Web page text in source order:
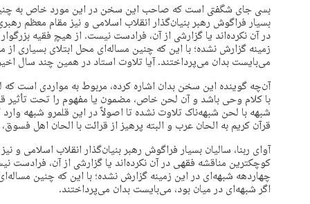
بسی جای شگفتی است که صاحب اين سخن در اين مورد خاص به
بسيار فراگوش رهبر بنيان‌گذار انقلاب اسلامی و نيز مقام معظم
در آن نکرده‌اند يا گزارشی از آن، فرادست نيست. از هيچ فقيه
زمينه گزارش نشده؛ با اين که چنين مساله‌ای محل ابتلای بسياری از
می‌بايست بدان می‌پرداختند. آيا تلاوت استاد در همين چند سال
آن‌چه گوينده اين سخن بدان اشاره کرده،‌ مربوط به مواردی
با کلام وحی باشد و آن لحن خاص،‌ مضمون يا مفهوم را تحت تأثير
شبهه با لحن شبهه‌ناک تلاوت نشده تا اصولاً در اين قلمرو شبهه
قرآن کريم به الحان عرب و البته پرهيز از قرائت با الحان اهل
آوای ربنا، ساليان بسيار فراگوش رهبر بنيان‌گذار انقلاب اسلامی و
کوچکترين مناقشه‌ فقهی در آن نکرده‌اند يا گزارشی از آن،
چهاردهه شبهه‌ای در اين زمينه گزارش نشده؛ با اين که چنين
اگر شبهه‌ای در ميان بود،‌ می‌بايست بدان می‌پرداختند.